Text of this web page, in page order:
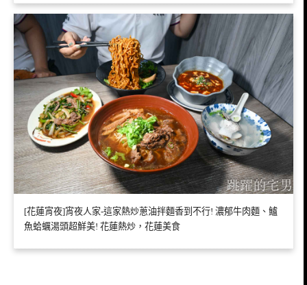
[花蓮宵夜]宵夜人家-這家熱炒蔥油拌麵香到不行! 濃郁牛肉麵、鱸
魚蛤蠣湯頭超鮮美! 花蓮熱炒，花蓮美食